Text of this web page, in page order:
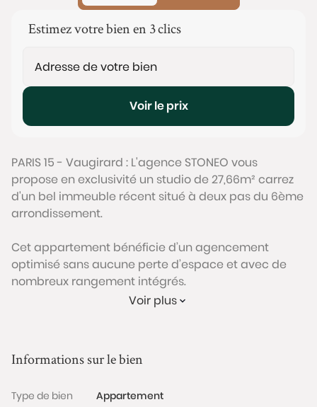
Estimez votre bien en 3 clics
Voir le prix
PARIS 15 - Vaugirard : L'agence STONEO vous
propose en exclusivité un studio de 27,66m² carrez
d'un bel immeuble récent situé à deux pas du 6ème
arrondissement.
Cet appartement bénéficie d’un agencement
optimisé sans aucune perte d’espace et avec de
nombreux rangement intégrés.
entièrement aménagée et équipée (réfrigérateur /
lave-vaisselle et lave-linge) et d'une salle d'eau
Voir plus
Informations sur le bien
Type de bien
Appartement